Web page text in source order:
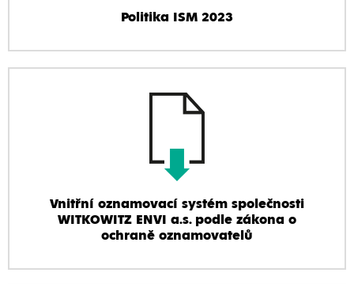
Politika ISM 2023
Vnitřní oznamovací systém společnosti
WITKOWITZ ENVI a.s. podle zákona o
ochraně oznamovatelů